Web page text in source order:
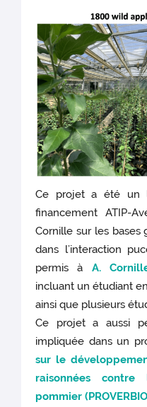
Ce projet a été un
financement ATIP-
Cornille sur les bases
dans l’interaction
permis à A.
incluant un étudiant
ainsi que plusieurs
Ce projet a aussi
impliquée dans un
sur le
raisonnées
pommier